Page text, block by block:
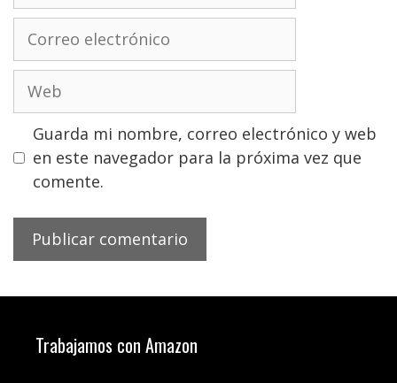
electrónico
Guarda mi nombre, correo electrónico y web
en este navegador para la próxima vez que
comente.
Trabajamos con Amazon